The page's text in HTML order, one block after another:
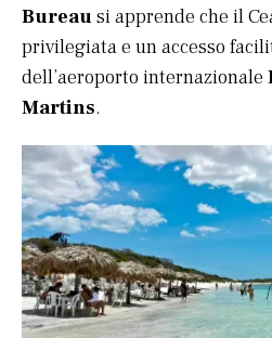
Bureau si apprende che il
privilegiata e un accesso
dell’aeroporto internazionale
Martins.